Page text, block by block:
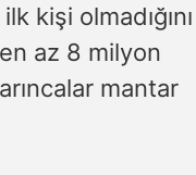
kişi olmadığını
az 8 milyon
mantar